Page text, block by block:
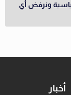
ونرفض أي
أخبار